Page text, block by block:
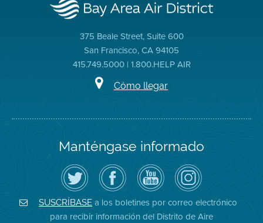
375 Beale Street, Suite 600
San Francisco, CA 94105
415.749.5000 | 1.800.HELP AIR
Cómo llegar
Manténgase informado
Siga
el
Distrito
de
Aire
en
Twitter
Visite
la
página
de
Facebook
del
Distrito
Canal
de
YouTube
del
Distrito
de
Aire
Air
District
on
Instagram
SUSCRÍBASE a los boletines por correo electrónico
para recibir información del Distrito de Aire